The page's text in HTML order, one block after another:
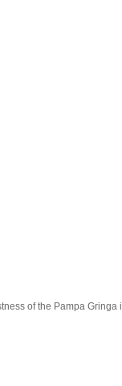
of the Pampa